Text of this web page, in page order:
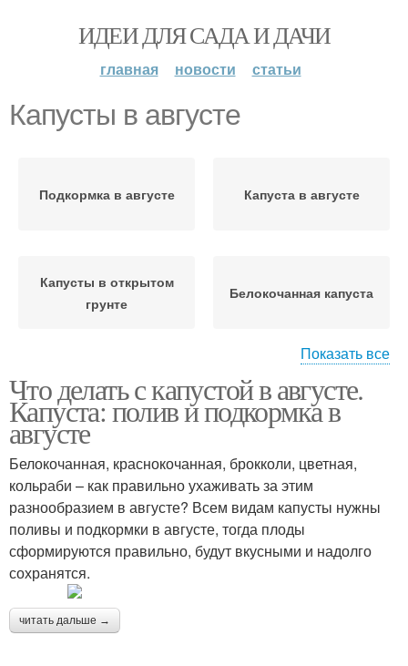
ИДЕИ ДЛЯ САДА И ДАЧИ
главная новости статьи
Капусты в августе
Подкормка в августе Капуста в августе
Капусты в открытом
грунте
Белокочанная капуста
Уход за капустой
Показать все
Что делать с капустой в августе.
Капуста: полив и подкормка в
августе
Белокочанная, краснокочанная, брокколи, цветная,
кольраби – как правильно ухаживать за этим
разнообразием в августе? Всем видам капусты нужны
поливы и подкормки в августе, тогда плоды
сформируются правильно, будут вкусными и надолго
сохранятся.
читать дальше →